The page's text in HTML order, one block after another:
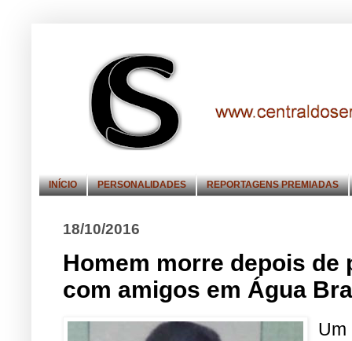
INÍCIO PERSONALIDADES REPORTAGENS PREMIADAS
18/10/2016
Homem morre depois de
com amigos em Água
Um